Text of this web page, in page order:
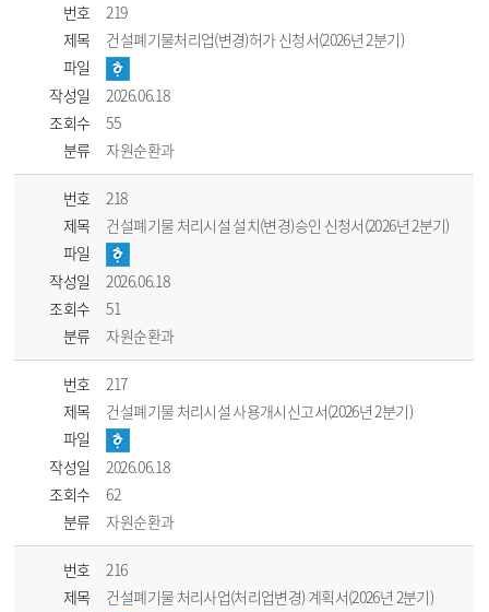
번호
219
제목
건설폐기물처리업(변경)허가 신청서(2026년 2분기)
파일
작성일
2026.06.18
조회수
55
분류
자원순환과
번호
218
제목
건설폐기물 처리시설 설치(변경)승인 신청서(2026년 2분기)
파일
작성일
2026.06.18
조회수
51
분류
자원순환과
번호
217
제목
건설폐기물 처리시설 사용개시신고서(2026년 2분기)
파일
작성일
2026.06.18
조회수
62
분류
자원순환과
번호
216
제목
건설폐기물 처리사업(처리업변경) 계획서(2026년 2분기)